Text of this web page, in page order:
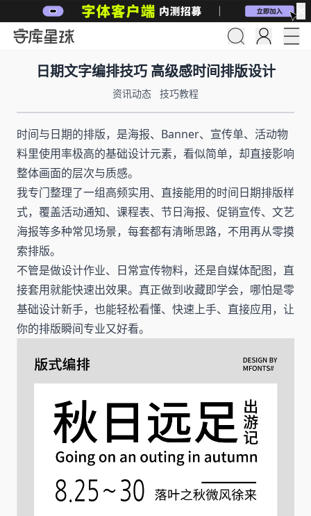
日期文字编排技巧 高级感时间排版设计
资讯动态 技巧教程
时间与日期的排版，是海报、Banner、宣传单、活动物
料里使用率极高的基础设计元素，看似简单，却直接影响
整体画面的层次与质感。
我专门整理了一组高频实用、直接能用的时间日期排版样
式，覆盖活动通知、课程表、节日海报、促销宣传、文艺
海报等多种常见场景，每套都有清晰思路，不用再从零摸
索排版。
不管是做设计作业、日常宣传物料，还是自媒体配图，直
接套用就能快速出效果。真正做到收藏即学会，哪怕是零
基础设计新手，也能轻松看懂、快速上手、直接应用，让
你的排版瞬间专业又好看。